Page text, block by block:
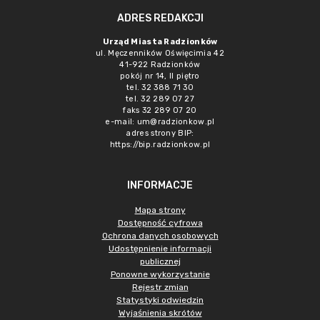
ADRES REDAKCJI
Urząd Miasta Radzionków
ul. Męczenników Oświęcimia 42
41-922 Radzionków
pokój nr 14, II piętro
tel. 32 388 71 30
tel. 32 289 07 27
faks 32 289 07 20
e-mail: um@radzionkow.pl
adres strony BIP:
https://bip.radzionkow.pl
INFORMACJE
Mapa strony
Dostępność cyfrowa
Ochrona danych osobowych
Udostępnienie informacji
publicznej
Ponowne wykorzystanie
Rejestr zmian
Statystyki odwiedzin
Wyjaśnienia skrótów